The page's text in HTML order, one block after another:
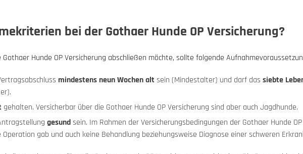
bei der Gothaer Hunde OP Versicherung?
Hunde OP Versicherung abschließen möchte, sollte folgende
mindestens neun Wochen altsein (Mindestalter) und darf das siebte
gehalten. Versicherbar über die Gothaer Hunde OP Versicherung sind aber auch Jagdhunde.
gesundsein. Im Rahmen der Versicherungsbedingungen der Gothaer Hunde
gab und auch keine Behandlung beziehungsweise Diagnose einer schweren